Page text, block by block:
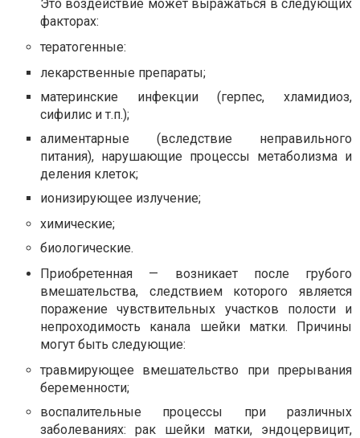
Это воздействие может выражаться в следующих
факторах:
тератогенные:
лекарственные препараты;
материнские инфекции (герпес, хламидиоз,
сифилис и т.п.);
алиментарные (вследствие неправильного
питания), нарушающие процессы метаболизма и
деления клеток;
ионизирующее излучение;
химические;
биологические.
Приобретенная — возникает после грубого
вмешательства, следствием которого является
поражение чувствительных участков полости и
непроходимость канала шейки матки. Причины
могут быть следующие:
травмирующее вмешательство при прерывания
беременности;
воспалительные процессы при различных
заболеваниях: рак шейки матки, эндоцервицит,